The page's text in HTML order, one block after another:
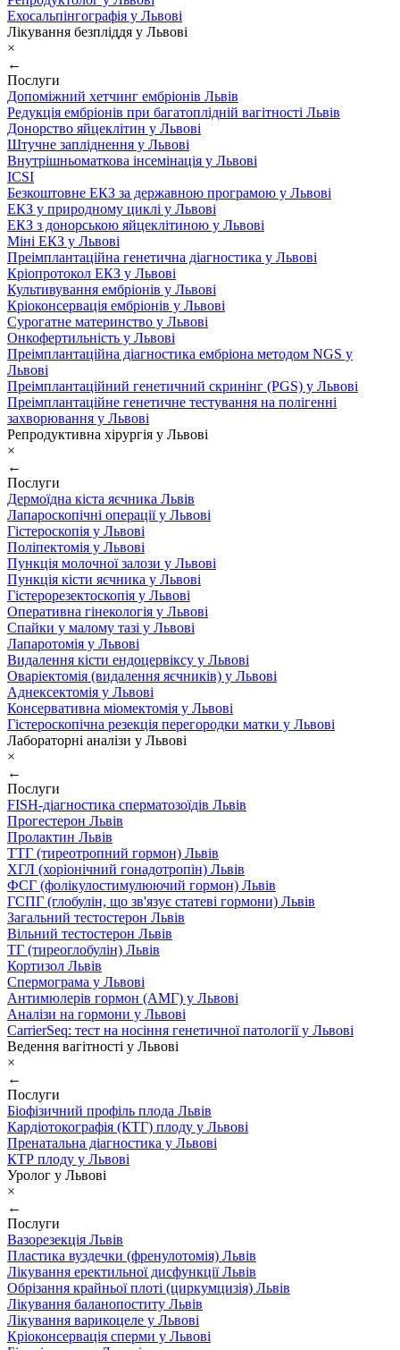
Ехосальпінгографія у Львові
Лікування безпліддя у Львові
×
←
Послуги
Допоміжний хетчинг ембріонів Львів
Редукція ембріонів при багатоплідній вагітності Львів
Донорство яйцеклітин у Львові
Штучне запліднення у Львові
Внутрішньоматкова інсемінація у Львові
ICSI
Безкоштовне ЕКЗ за державною програмою у Львові
ЕКЗ у природному циклі у Львові
ЕКЗ з донорською яйцеклітиною у Львові
Міні ЕКЗ у Львові
Преімплантаційна генетична діагностика у Львові
Кріопротокол ЕКЗ у Львові
Культивування ембріонів у Львові
Кріоконсервація ембріонів у Львові
Сурогатне материнство у Львові
Онкофертильність у Львові
Преімплантаційна діагностика ембріона методом NGS у
Львові
Преімплантаційний генетичний скринінг (PGS) у Львові
Преімплантаційне генетичне тестування на полігенні
захворювання у Львові
Репродуктивна хірургія у Львові
×
←
Послуги
Дермоїдна кіста яєчника Львів
Лапароскопічні операції у Львові
Гістероскопія у Львові
Поліпектомія у Львові
Пункція молочної залози у Львові
Пункція кісти яєчника у Львові
Гістерорезектоскопія у Львові
Оперативна гінекологія у Львові
Спайки у малому тазі у Львові
Лапаротомія у Львові
Видалення кісти ендоцервіксу у Львові
Оваріектомія (видалення яєчників) у Львові
Аднексектомія у Львові
Консервативна міомектомія у Львові
Гістероскопічна резекція перегородки матки у Львові
Лабораторні аналізи у Львові
×
←
Послуги
FISH-діагностика сперматозоїдів Львів
Прогестерон Львів
Пролактин Львів
ТТГ (тиреотропний гормон) Львів
ХГЛ (хоріонічний гонадотропін) Львів
ФСГ (фолікулостимулюючий гормон) Львів
ГСПГ (глобулін, що зв'язує статеві гормони) Львів
Загальний тестостерон Львів
Вільний тестостерон Львів
ТГ (тиреоглобулін) Львів
Кортизол Львів
Спермограма у Львові
Антимюлерів гормон (АМГ) у Львові
Аналізи на гормони у Львові
CarrierSeq: тест на носіння генетичної патології у Львові
Ведення вагітності у Львові
×
←
Послуги
Біофізичний профіль плода Львів
Кардіотокографія (КТГ) плоду у Львові
Пренатальна діагностика у Львові
КТР плоду у Львові
Уролог у Львові
×
←
Послуги
Вазорезекція Львів
Пластика вуздечки (френулотомія) Львів
Лікування еректильної дисфункції Львів
Обрізання крайньої плоті (циркумцизія) Львів
Лікування баланопоститу Львів
Лікування варикоцеле у Львові
Кріоконсервація сперми у Львові